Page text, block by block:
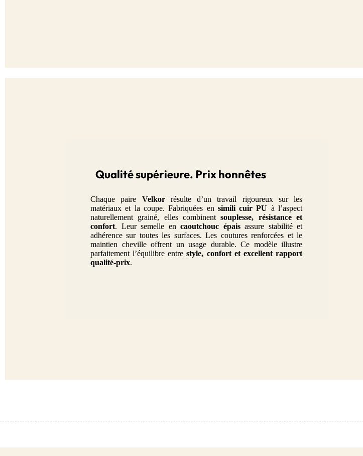
Qualité supérieure. Prix honnêtes
Chaque paire Velkorrésulte d’un travail rigoureux sur les
matériaux et la coupe. Fabriquées en simili cuir PU à l’aspect
naturellement grainé, elles combinentsouplesse, résistance et
confort. Leur semelle en caoutchouc épaisassure stabilité et
adhérence sur toutes les surfaces. Les coutures renforcées et le
maintien cheville offrent un usage durable. Ce modèle illustre
parfaitement l’équilibre entrestyle, confort et excellent rapport
qualité-prix.